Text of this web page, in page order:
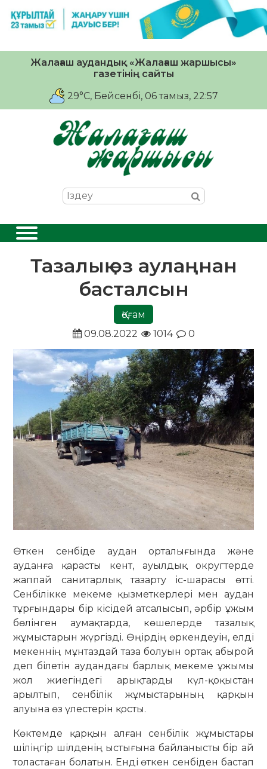
Жалағаш аудандық «Жалағаш жаршысы»
газетінің сайты
29°C, Бейсенбі, 06 тамыз, 22:57
Тазалық өз аулаңнан
басталсын
Қоғам
09.08.2022
1014 0
Өткен сенбіде аудан орталығында және
ауданға қарасты кент, ауылдық округтерде
жаппай санитарлық тазарту іс-шарасы өтті.
Сенбілікке мекеме қызметкерлері мен аудан
тұрғындары бір кісідей атсалысып, әрбір ұжым
бөлінген аумақтарда, көшелерде тазалық
жұмыстарын жүргізді. Өңірдің өркендеуін, елді
мекеннің мұнтаздай таза болуын ортақ абырой
деп білетін аудандағы барлық мекеме ұжымы
жол жиегіндегі арықтарды күл-қоқыстан
арылтып, сенбілік жұмыстарының қарқын
алуына өз үлестерін қосты.
Көктемде қарқын алған сенбілік жұмыстары
шіліңгір шілденің ысты­ғына байланысты бір ай
толас­таған болатын. Енді өткен сенбіден бастап